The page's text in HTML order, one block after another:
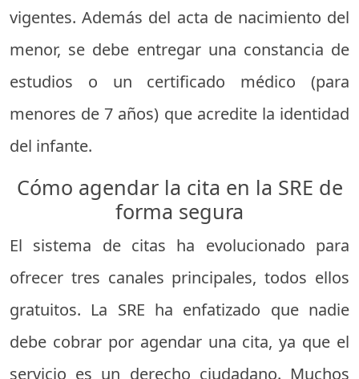
vigentes. Además del acta de nacimiento del
menor, se debe entregar una constancia de
estudios o un certificado médico (para
menores de 7 años) que acredite la identidad
del infante.
Cómo agendar la cita en la SRE de
forma segura
El sistema de citas ha evolucionado para
ofrecer tres canales principales, todos ellos
gratuitos. La SRE ha enfatizado que nadie
debe cobrar por agendar una cita, ya que el
servicio es un derecho ciudadano. Muchos